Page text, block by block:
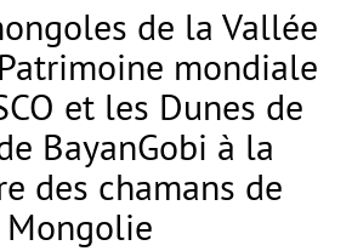
de la Vallée
mondiale
et les Dunes de
BayanGobi à la
des chamans de
Mongolie